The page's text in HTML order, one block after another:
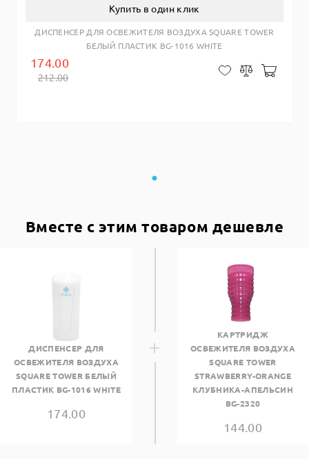
Купить в один клик
ДИСПЕНСЕР ДЛЯ ОСВЕЖИТЕЛЯ ВОЗДУХА SQUARE TOWER
БЕЛЫЙ ПЛАСТИК BG-1016 WHITE
174.00
212.00
В закладки
Сравнить
Вместе с этим товаром дешевле
ДИСПЕНСЕР ДЛЯ
ОСВЕЖИТЕЛЯ ВОЗДУХА
SQUARE TOWER БЕЛЫЙ
ПЛАСТИК BG-1016 WHITE
174.00
КАРТРИДЖ
ОСВЕЖИТЕЛЯ ВОЗДУХА
SQUARE TOWER
STRAWBERRY-ORANGE
КЛУБНИКА-АПЕЛЬСИН
BG-2320
144.00